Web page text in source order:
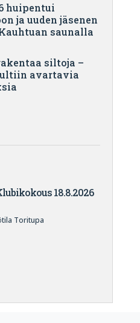
huipentui
ja uuden jäsenen
saunalla
siltoja –
avartavia
18.8.2026
Toritupa